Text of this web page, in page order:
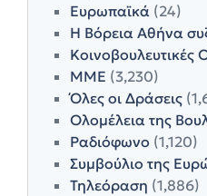
Ευρωπαϊκά (24)
Η Βόρεια Αθήνα
Κοινοβουλευτικές
ΜΜΕ (3,230)
Όλες οι Δράσεις
Ολομέλεια της
Ραδιόφωνο (1,120)
Συμβούλιο της
Τηλεόραση (1,886)